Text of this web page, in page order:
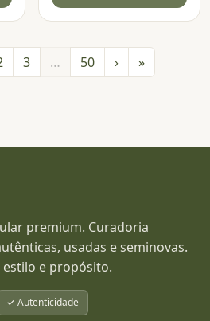
3 … 50 › »
premium. Curadoria
usadas e seminovas.
e propósito.
✓ Autenticidade